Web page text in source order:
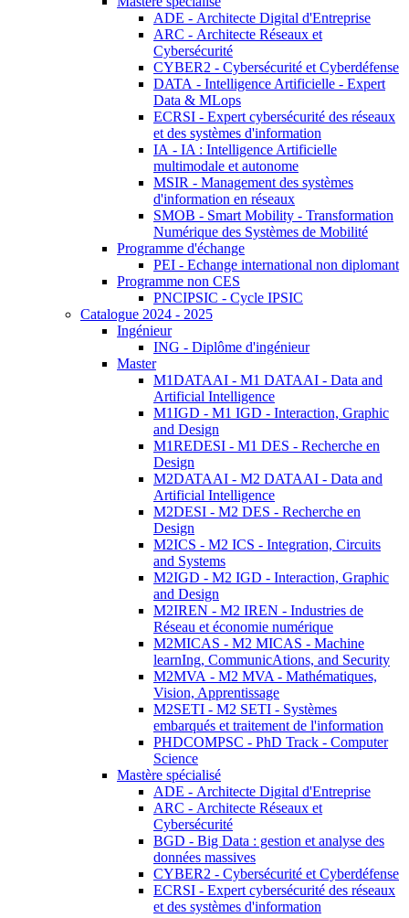
ADE - Architecte Digital d'Entreprise
ARC - Architecte Réseaux et
Cybersécurité
CYBER2 - Cybersécurité et Cyberdéfense
DATA - Intelligence Artificielle - Expert
Data & MLops
ECRSI - Expert cybersécurité des réseaux
et des systèmes d'information
IA - IA : Intelligence Artificielle
multimodale et autonome
MSIR - Management des systèmes
d'information en réseaux
SMOB - Smart Mobility - Transformation
Numérique des Systèmes de Mobilité
Programme d'échange
PEI - Echange international non diplomant
Programme non CES
PNCIPSIC - Cycle IPSIC
Catalogue 2024 - 2025
Ingénieur
ING - Diplôme d'ingénieur
Master
M1DATAAI - M1 DATAAI - Data and
Artificial Intelligence
M1IGD - M1 IGD - Interaction, Graphic
and Design
M1REDESI - M1 DES - Recherche en
Design
M2DATAAI - M2 DATAAI - Data and
Artificial Intelligence
M2DESI - M2 DES - Recherche en
Design
M2ICS - M2 ICS - Integration, Circuits
and Systems
M2IGD - M2 IGD - Interaction, Graphic
and Design
M2IREN - M2 IREN - Industries de
Réseau et économie numérique
M2MICAS - M2 MICAS - Machine
learnIng, CommunicAtions, and Security
M2MVA - M2 MVA - Mathématiques,
Vision, Apprentissage
M2SETI - M2 SETI - Systèmes
embarqués et traitement de l'information
PHDCOMPSC - PhD Track - Computer
Science
Mastère spécialisé
ADE - Architecte Digital d'Entreprise
ARC - Architecte Réseaux et
Cybersécurité
BGD - Big Data : gestion et analyse des
données massives
CYBER2 - Cybersécurité et Cyberdéfense
ECRSI - Expert cybersécurité des réseaux
et des systèmes d'information